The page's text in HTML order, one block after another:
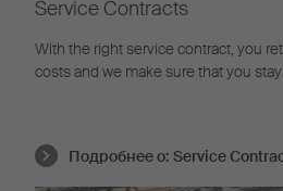
Service Contracts
With the right service contract, you
costs and we make sure that you
Подробнее о: Service